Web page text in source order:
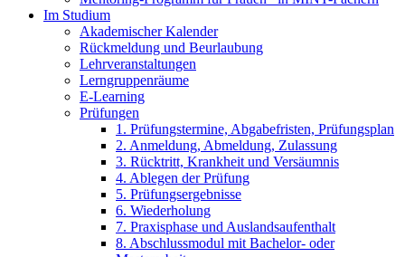
Im Studium
Akademischer Kalender
Rückmeldung und Beurlaubung
Lehrveranstaltungen
Lerngruppenräume
E-Learning
Prüfungen
1. Prüfungstermine, Abgabefristen, Prüfungsplan
2. Anmeldung, Abmeldung, Zulassung
3. Rücktritt, Krankheit und Versäumnis
4. Ablegen der Prüfung
5. Prüfungsergebnisse
6. Wiederholung
7. Praxisphase und Auslandsaufenthalt
8. Abschlussmodul mit Bachelor- oder